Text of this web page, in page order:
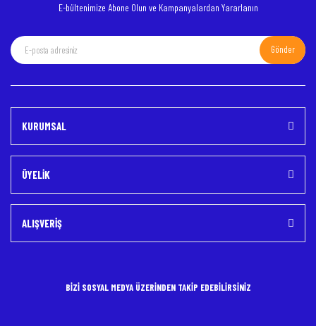
E-bültenimize Abone Olun ve Kampanyalardan Yararlanın
Gönder
KURUMSAL
ÜYELİK
ALIŞVERİŞ
BİZİ SOSYAL MEDYA ÜZERİNDEN TAKİP EDEBİLİRSİNİZ